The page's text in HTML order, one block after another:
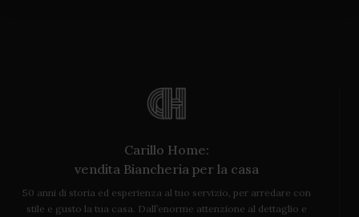
Carillo Home:
vendita Biancheria per la casa
50 anni di storia ed esperienza al tuo servizio, per arredare con
stile e gusto la tua casa. Dall’enorme attenzione al dettaglio e